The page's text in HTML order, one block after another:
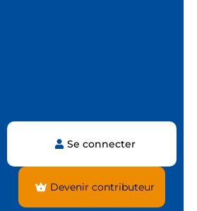
Se connecter
Devenir contributeur